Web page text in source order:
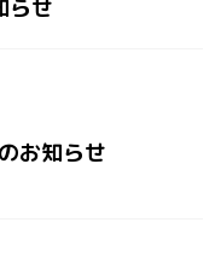
らせ
お知らせ